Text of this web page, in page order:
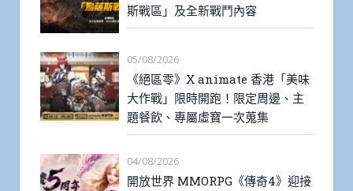
斯戰區」及全新戰鬥內容
05/08/2026
《絕區零》X animate 香港「美味
大作戰」限時開跑！限定周邊、主
題餐飲、專屬虛寶一次蒐集
04/08/2026
開放世界 MMORPG《傳奇4》迎接